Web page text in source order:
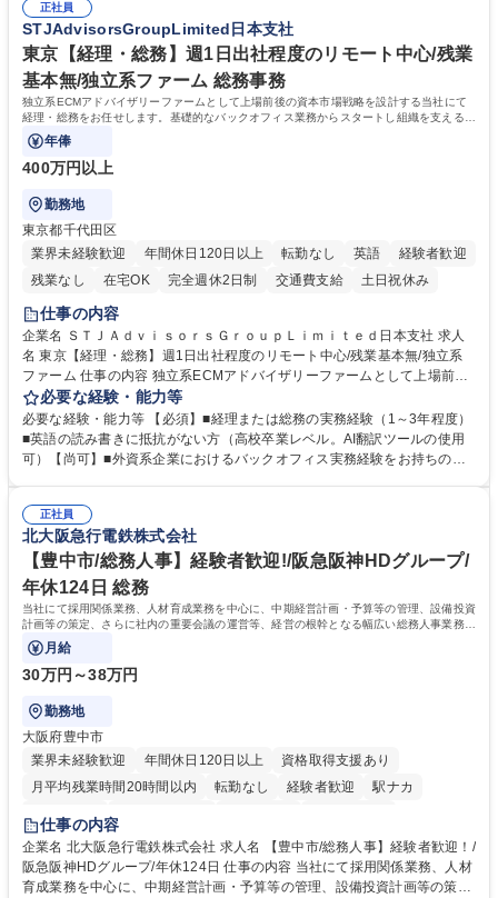
表するインフラ企業 #ポテンシャル採用
72.html ■エネルギーセキュリティの不安定化や気候変動による自然災害の
甚大化など、これまで以上に社会課題解決の重要性が高まっています。
「未来の日常」の創造に向けて持続可能な社会の実現に貢献してまいりま
す。 学歴・資格 学歴：大学院 大学 語学力： 資格：
正社員
STJAdvisorsGroupLimited日本支社
東京【経理・総務】週1日出社程度のリモート中心/残業
基本無/独立系ファーム 総務事務
独立系ECMアドバイザリーファームとして上場前後の資本市場戦略を設計する当社にて
経理・総務をお任せします。基礎的なバックオフィス業務からスタートし組織を支える専
任担当として広く活躍できる環境です。
年俸
400万円以上
勤務地
東京都千代田区
業界未経験歓迎
年間休日120日以上 転勤なし 英語
経験者歓迎
残業なし
在宅OK 完全週休2日制 交通費支給 土日祝休み
仕事の内容
企業名 ＳＴＪＡｄｖｉｓｏｒｓＧｒｏｕｐＬｉｍｉｔｅｄ日本支社 求人
名 東京【経理・総務】週1日出社程度のリモート中心/残業基本無/独立系
ファーム 仕事の内容 独立系ECMアドバイザリーファームとして上場前後
の資本市場戦略を設計する当社にて経理・総務をお任せします。基礎的な
バックオフィス業務からスタートし組織を支える専任担当として広く活躍
できる環境です。 ■日常経理、月次および年次決算サポート業務 ■本国
（グローバル）との英文メール対応（AI翻訳ツール等を使用しての対応で
業務をお任せします。残業も基本的には発生せず、ご自身のペースで業務
を進めやすく定着率の高い環境です。 募集職種 東京【経理・総務】週1日
出社程度のリモート中心/残業基本無/独立系ファーム
必要な経験・能力等
必要な経験・能力等 【必須】■経理または総務の実務経験（1～3年程度）
■英語の読み書きに抵抗がない方（高校卒業レベル。AI翻訳ツールの使用
可）【尚可】■外資系企業におけるバックオフィス実務経験をお持ちの方
【働き方について】現在は週4日程度の在宅勤務を実施しており、ワーク
ライフバランスを重視する方に最適な環境です（フルリモートも面接で相
談可）。【求める人物像】幅広いバックオフィス業務に柔軟に対応でき、
社内外と円滑にコミュニケーションを取りながら業務を推進できる方 学
歴・資格 学歴：大学院 大学 高専 短大 専修学校 高校 語学力： 資格：
正社員
北大阪急行電鉄株式会社
【豊中市/総務人事】経験者歓迎!/阪急阪神HDグループ/
年休124日 総務
当社にて採用関係業務、人材育成業務を中心に、中期経営計画・予算等の管理、設備投資
計画等の策定、さらに社内の重要会議の運営等、経営の根幹となる幅広い総務人事業務全
般を担当していただきます。
月給
30万円～38万円
勤務地
大阪府豊中市
業界未経験歓迎
年間休日120日以上
資格取得支援あり
月平均残業時間20時間以内
転勤なし 経験者歓迎
駅ナカ
退職金あり
土日祝休み
服装自由 昼食補助あり 食事補助あり
仕事の内容
企業名 北大阪急行電鉄株式会社 求人名 【豊中市/総務人事】経験者歓迎！/
阪急阪神HDグループ/年休124日 仕事の内容 当社にて採用関係業務、人材
育成業務を中心に、中期経営計画・予算等の管理、設備投資計画等の策